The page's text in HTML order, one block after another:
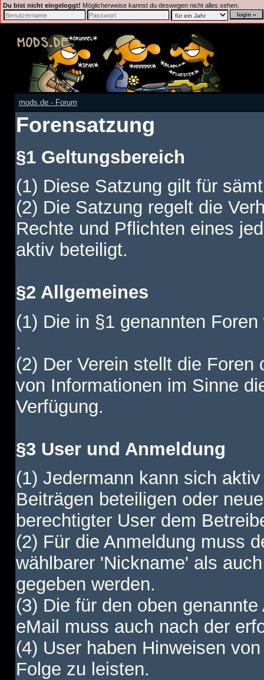
Du bist nicht eingeloggt! Möglicherweise kannst du deswegen nicht alles sehen.
mods.de - Forum
Forensatzung
§1 Geltungsbereich
(1) Diese Satzung gilt für
(2) Die Satzung regelt die
Rechte und Pflichten eines
aktiv beteiligt.
§2 Allgemeines
(1) Die in §1 genannten
.
(2) Der Verein stellt die
von Informationen im Sinne
Verfügung.
§3 User und Anmeldung
(1) Jedermann kann sich
Beiträgen beteiligen oder
berechtigter User dem
(2) Für die Anmeldung muss
wählbarer 'Nickname' als
gegeben werden.
(3) Die für den oben
eMail muss auch nach der
(4) User haben Hinweisen
Folge zu leisten.